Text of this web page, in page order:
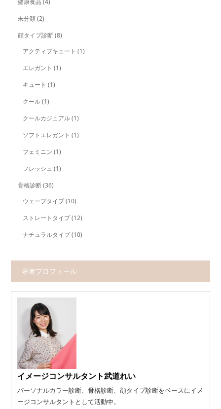
健康食品 (4)
未分類(2)
顔タイプ診断(8)
アクティブキュート (1)
エレガント (1)
キュート (1)
クール(1)
クールカジュアル(1)
ソフトエレガント (1)
フェミニン (1)
フレッシュ (1)
骨格診断(36)
ウェーブタイプ(10)
ストレートタイプ(12)
ナチュラルタイプ(10)
著者プロフィール
イメージコンサルタント武道れい
パーソナルカラー診断、骨格診断、顔タイプ診断をベースにイメ
ージコンサルタントとして活動中。